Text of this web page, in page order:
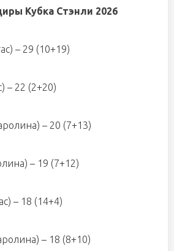
Кубка Стэнли 2026
– 29 (10+19)
– 22 (2+20)
– 20 (7+13)
– 19 (7+12)
– 18 (14+4)
– 18 (8+10)